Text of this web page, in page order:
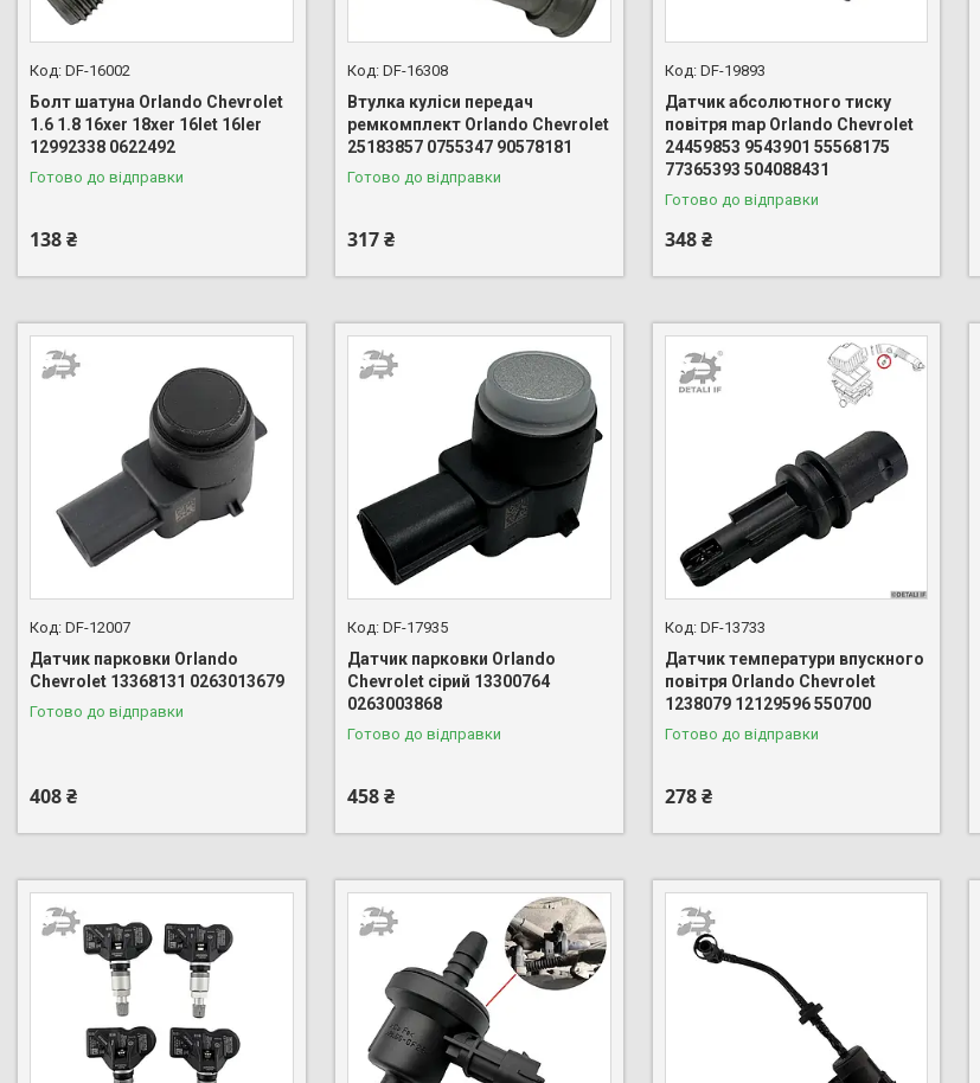
DF-16002
Болт шатуна Orlando Chevrolet
1.6 1.8 16xer 18xer 16let 16ler
12992338 0622492
Готово до відправки
138 ₴
DF-16308
Втулка куліси передач
ремкомплект Orlando Chevrolet
25183857 0755347 90578181
Готово до відправки
317 ₴
DF-19893
Датчик абсолютного тиску
повітря map Orlando Chevrolet
24459853 9543901 55568175
77365393 504088431
Готово до відправки
348 ₴
DF-12007
Датчик парковки Orlando
Chevrolet 13368131 0263013679
Готово до відправки
408 ₴
DF-17935
Датчик парковки Orlando
Chevrolet сірий 13300764
0263003868
Готово до відправки
458 ₴
DF-13733
Датчик температури впускного
повітря Orlando Chevrolet
1238079 12129596 550700
Готово до відправки
278 ₴